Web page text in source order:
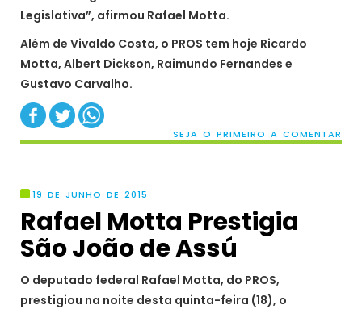
Legislativa”, afirmou Rafael Motta.
Além de Vivaldo Costa, o PROS tem hoje Ricardo
Motta, Albert Dickson, Raimundo Fernandes e
Gustavo Carvalho.
SEJA O PRIMEIRO A COMENTAR
19 DE JUNHO DE 2015
Rafael Motta Prestigia
São João de Assú
O deputado federal Rafael Motta, do PROS,
prestigiou na noite desta quinta-feira (18), o